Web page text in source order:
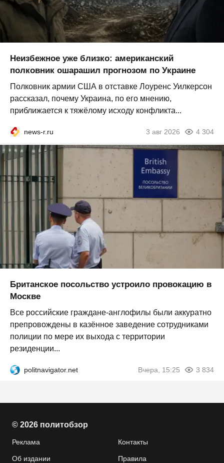
Неизбежное уже близко: американский
полковник ошарашил прогнозом по Украине
Полковник армии США в отставке Лоуренс Уилкерсон
рассказал, почему Украина, по его мнению,
приближается к тяжёлому исходу конфликта...
news-r.ru 3 авг 2026 4 304
Британское посольство устроило провокацию в
Москве
Все российские граждане-англофилы были аккуратно
препровождены в казённое заведение сотрудниками
полиции по мере их выхода с территории
резиденции...
politnavigator.net Вчера, 15:25 3 834
© 2026 политобзор
Реклама Контакты
Об издании Правила